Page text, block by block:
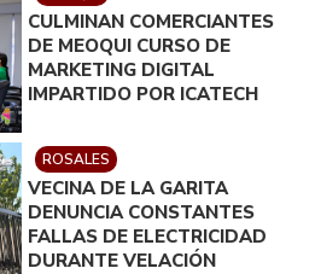
CULMINAN COMERCIANTES
DE MEOQUI CURSO DE
MARKETING DIGITAL
IMPARTIDO POR ICATECH
ROSALES
VECINA DE LA GARITA
DENUNCIA CONSTANTES
FALLAS DE ELECTRICIDAD
DURANTE VELACIÓN